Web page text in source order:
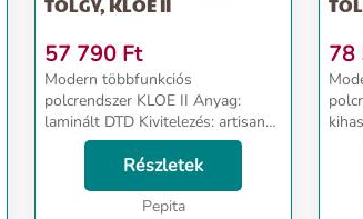
TÖLGY, KLOE II
57 790 Ft
Modern többfunkciós
polcrendszer KLOE II Anyag:
laminált DTD Kivitelezés: artisan
125x24x138 cm Bontásban
szállítva....
Részletek
Pepita
78
laminált